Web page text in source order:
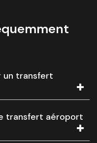
un transfert
transfert aéroport